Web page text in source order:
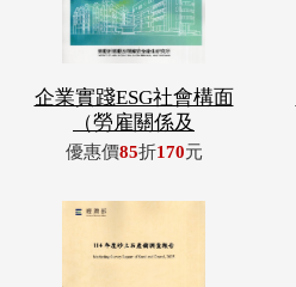
企業實踐ESG社會構面
（勞雇關係及
優惠價85折170元